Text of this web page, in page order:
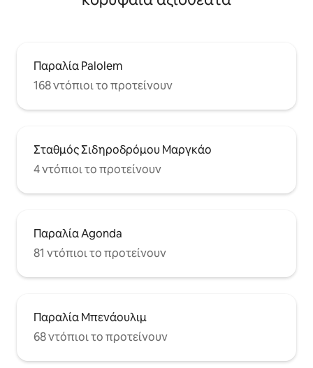
Παραλία Palolem
168 ντόπιοι το προτείνουν
Σταθμός Σιδηροδρόμου Μαργκάο
4 ντόπιοι το προτείνουν
Παραλία Agonda
81 ντόπιοι το προτείνουν
Παραλία Μπενάουλιμ
68 ντόπιοι το προτείνουν